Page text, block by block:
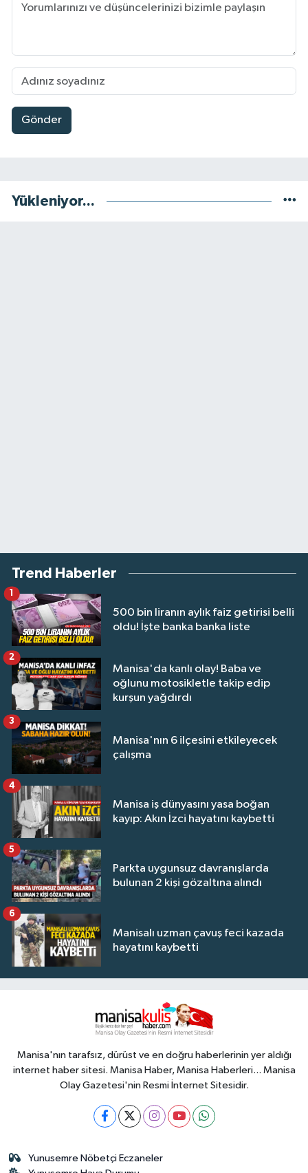
Gönder
Yükleniyor...
Trend Haberler
500 bin liranın aylık faiz getirisi belli
oldu! İşte banka banka liste
1
Manisa'da kanlı olay! Baba ve
oğlunu motosikletle takip edip
kurşun yağdırdı
2
Manisa'nın 6 ilçesini etkileyecek
çalışma
3
Manisa iş dünyasını yasa boğan
kayıp: Akın İzci hayatını kaybetti
4
Parkta uygunsuz davranışlarda
bulunan 2 kişi gözaltına alındı
5
Manisalı uzman çavuş feci kazada
hayatını kaybetti
6
Manisa'nın tarafsız, dürüst ve en doğru haberlerinin yer aldığı
internet haber sitesi. Manisa Haber, Manisa Haberleri... Manisa
Olay Gazetesi'nin Resmi İnternet Sitesidir.
Yunusemre Nöbetçi Eczaneler